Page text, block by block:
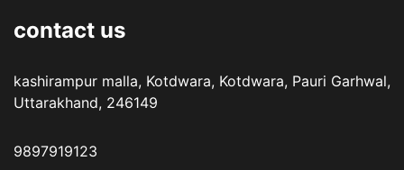
contact us
kashirampur malla, Kotdwara, Kotdwara, Pauri Garhwal,
Uttarakhand, 246149
9897919123